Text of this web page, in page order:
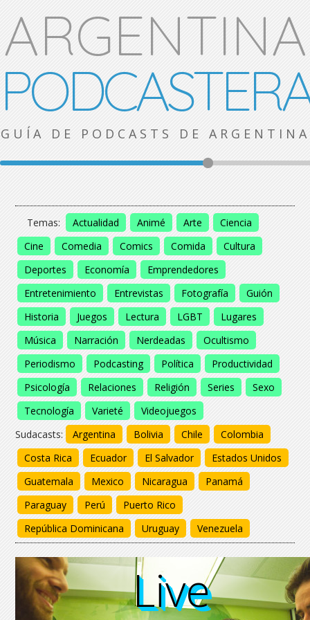
ARGENTINA
GUÍA DE PODCASTS DE ARGENTINA
Temas: Actualidad Animé Arte
Ciencia
Cine
Comedia Comics Comida
Cultura
Deportes
Economía
Emprendedores
Entretenimiento
Entrevistas Fotografía
Guión
Historia
Juegos Lectura LGBT
Lugares
Música
Narración Nerdeadas
Ocultismo
Periodismo
Podcasting Política
Productividad
Psicología
Relaciones Religión Series
Sexo
Tecnología
Varieté
Videojuegos
Sudacasts:
Argentina Bolivia Chile
Colombia
Costa Rica
Ecuador El Salvador
Estados Unidos
Guatemala
Mexico Nicaragua
Panamá
Paraguay
Perú
Puerto Rico
República Dominicana
Uruguay Venezuela
Live
Live
Live
Live